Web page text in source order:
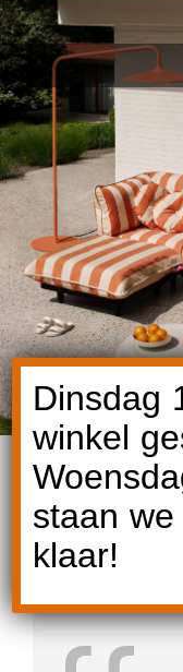
Dinsdag
winkel
staan
klaar!